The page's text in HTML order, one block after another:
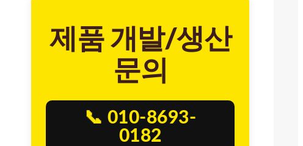
제품 개발/생산
문의
📞 010-8693-
0182